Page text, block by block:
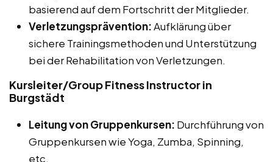
basierend auf dem Fortschritt der Mitglieder.
Verletzungsprävention:Aufklärung über
sichere Trainingsmethoden und Unterstützung
bei der Rehabilitation von Verletzungen.
Kursleiter/Group Fitness Instructor in
Burgstädt
Leitung von Gruppenkursen: Durchführung von
Gruppenkursen wie Yoga, Zumba, Spinning,
etc.